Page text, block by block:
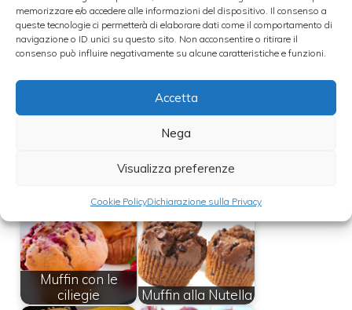
memorizzare e/o accedere alle informazioni del dispositivo. Il consenso a
queste tecnologie ci permetterà di elaborare dati come il comportamento di
navigazione o ID unici su questo sito. Non acconsentire o ritirare il
consenso può influire negativamente su alcune caratteristiche e funzioni.
Accetta
Nega
Visualizza preferenze
Cookie PolicyDichiarazione sulla Privacy
riempiendoli solamente a metà
– Cuoci infine i muffin, in forno preriscaldato
a 180 gradi centigradi, per circa 20 minuti o,
comunque, sino a che l’interno degli stessi
non sarà completamente asciutto.
Leggi anche:
Muffin con le
ciliegie
Muffin alla Nutella